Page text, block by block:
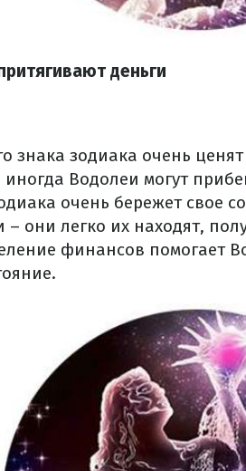
деньги
знака зодиака очень
иногда Водолеи могут
очень бережет свое
– они легко их находят,
финансов помогает